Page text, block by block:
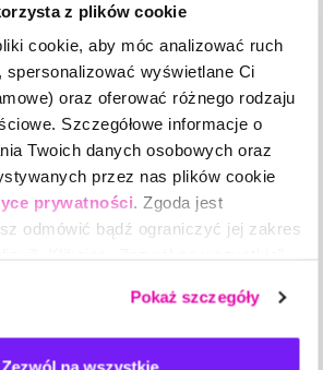
z plików cookie
cookie, aby móc analizować ruch
spersonalizować wyświetlane Ci
oraz oferować różnego rodzaju
Szczegółowe informacje o
Twoich danych osobowych oraz
przez nas plików cookie
prywatności. Zgoda jest
odmówić bądź ograniczyć jej zakres
Twoich danych osobowych.
Pokaż szczegóły
Zezwól na wszystkie
oczekiwaniami
ról i obowiązków:
nowej roli awansowanej osoby
pomoże uniknąć
i niejasności.
celów: Współpraca z
nowych celów i oczekiwań
pomóc w zarządzaniu zmianą i
podtrzymanie